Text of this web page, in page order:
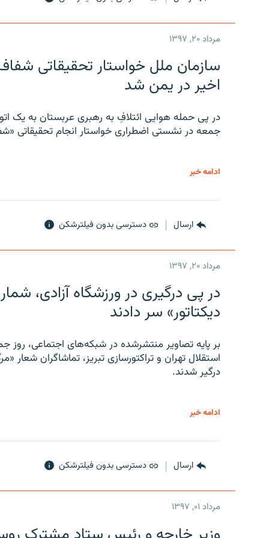
مرداد ۲۰, ۱۳۹۷
سازمان ملل خواستار تحقیقاتی
اخیر در یمن شد
در پی حمله هوایی ائتلافِ به رهبری عربستان به یک
جمعه در نشستی اضطراری خواستار انجام تحقیقاتی
ادامه خبر
ارسال دسترسی بدون فیلترشکن
مرداد ۲۰, ۱۳۹۷
در پی درگیری در ورزشگاه آزادی،
دیکتاتور» سر دادند
بر پایه تصاویر منتشرشده در شبکه‌های اجتماعی، روز
استقلال تهران و تراکتورسازی تبریز، تماشاگران شعار
درگیر شدند.
ادامه خبر
ارسال دسترسی بدون فیلترشکن
مرداد ۰۱, ۱۳۹۷